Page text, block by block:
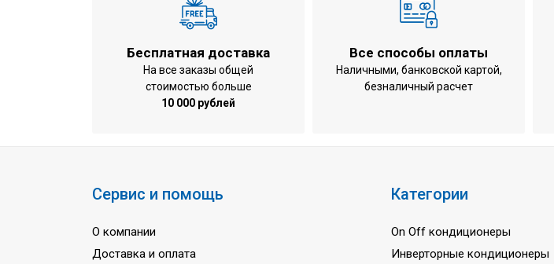
Бесплатная доставка
На все заказы общей
стоимостью больше
10 000 рублей
Все способы оплаты
Наличными, банковской картой,
безналичный расчет
Сервис и помощь
О компании
Доставка и оплата
Категории
On Off кондиционеры
Инверторные кондиционеры